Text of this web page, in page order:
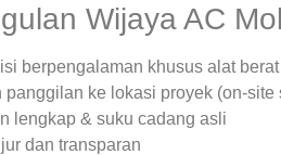
Wijaya AC
berpengalaman khusus alat berat
panggilan ke lokasi proyek (on-site
lengkap & suku cadang asli
dan transparan